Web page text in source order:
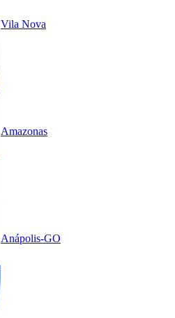
Vila Nova
Amazonas
Anápolis-GO